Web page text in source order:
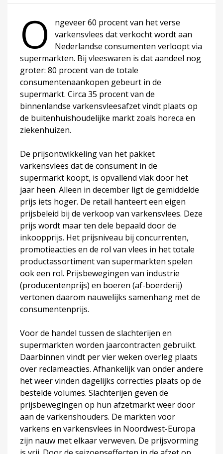
O
ngeveer 60 procent van het verse
varkensvlees dat verkocht wordt aan
Nederlandse consumenten verloopt via
supermarkten. Bij vleeswaren is dat aandeel nog
groter: 80 procent van de totale
consumentenaankopen gebeurt in de
supermarkt. Circa 35 procent van de
binnenlandse varkensvleesafzet vindt plaats op
de buitenhuishoudelijke markt zoals horeca en
ziekenhuizen.
De prijsontwikkeling van het pakket
varkensvlees dat de consument in de
supermarkt koopt, is opvallend vlak door het
jaar heen. Alleen in december ligt de gemiddelde
prijs iets hoger. De retail hanteert een eigen
prijsbeleid bij de verkoop van varkensvlees. Deze
prijs wordt maar ten dele bepaald door de
inkoopprijs. Het prijsniveau bij concurrenten,
promotieacties en de rol van vlees in het totale
productassortiment van supermarkten spelen
ook een rol. Prijsbewegingen van industrie
(producentenprijs) en boeren (af-boerderij)
vertonen daarom nauwelijks samenhang met de
consumentenprijs.
Voor de handel tussen de slachterijen en
supermarkten worden jaarcontracten gebruikt.
Daarbinnen vindt per vier weken overleg plaats
over reclameacties. Afhankelijk van onder andere
het weer vinden dagelijks correcties plaats op de
bestelde volumes. Slachterijen geven de
prijsbewegingen op hun afzetmarkt weer door
aan de varkenshouders. De markten voor
varkens en varkensvlees in Noordwest-Europa
zijn nauw met elkaar verweven. De prijsvorming